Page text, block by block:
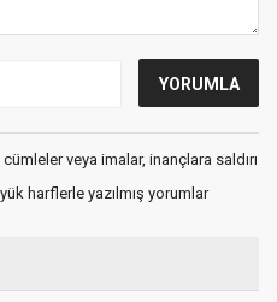
veya imalar, inançlara saldırı
harflerle yazılmış yorumlar